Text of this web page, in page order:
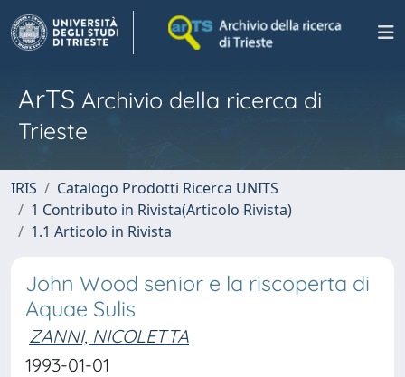
ArTS Archivio della ricerca di
Trieste
IRIS
Catalogo Prodotti Ricerca UNITS
1 Contributo in Rivista(Articolo Rivista)
1.1 Articolo in Rivista
John Wood senior e la riscoperta di
Aquae Sulis
ZANNI, NICOLETTA
1993-01-01